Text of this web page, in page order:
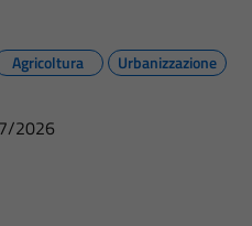
Agricoltura Urbanizzazione
2026